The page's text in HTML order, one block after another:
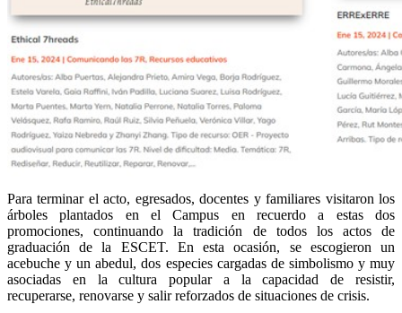
Para terminar el acto, egresados, docentes y familiares visitaron los
árboles plantados en el Campus en recuerdo a estas dos
promociones, continuando la tradición de todos los actos de
graduación de la ESCET. En esta ocasión, se escogieron un
acebuche y un abedul, dos especies cargadas de simbolismo y muy
asociadas en la cultura popular a la capacidad de resistir,
recuperarse, renovarse y salir reforzados de situaciones de crisis.